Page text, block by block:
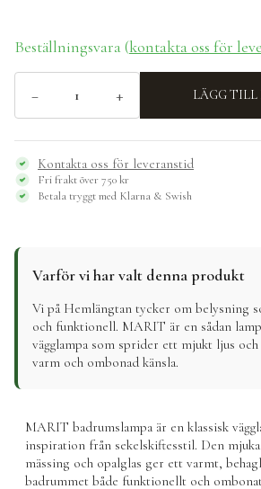
Beställningsvara (kontakta oss för
Badrumslampa
MARIT
vägg,
mässing/beige
mängd
− + LÄGG TILL
Kontakta oss för leveranstid
Fri frakt över 750 kr
Betala tryggt med Klarna & Swish
Varför vi har valt denna produkt
Vi på Hemlängtan tycker om belysning
och funktionell. MARIT är en sådan
vägglampa som sprider ett mjukt ljus
varm och ombonad känsla.
MARIT badrumslampa är en klassisk
inspiration från sekelskiftesstil. Den
mässing och opalglas ger ett varmt,
badrummet både funktionellt och